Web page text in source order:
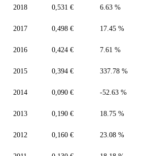
2018 0,531 € 6.63 %
2017 0,498 € 17.45 %
2016 0,424 € 7.61 %
2015 0,394 € 337.78 %
2014 0,090 € -52.63 %
2013 0,190 € 18.75 %
2012 0,160 € 23.08 %